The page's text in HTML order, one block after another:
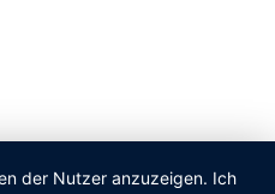
der Nutzer anzuzeigen. Ich